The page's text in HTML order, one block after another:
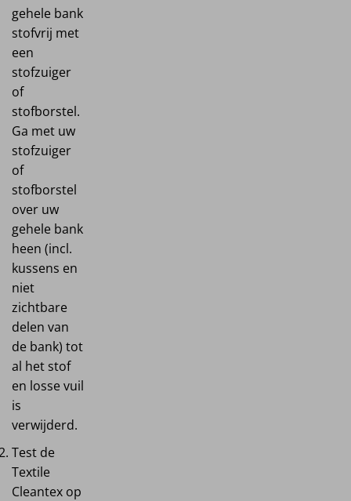
gehele bank
stofvrij met
een
stofzuiger
of
stofborstel.
Ga met uw
stofzuiger
of
stofborstel
over uw
gehele bank
heen (incl.
kussens en
niet
zichtbare
delen van
de bank) tot
al het stof
en losse vuil
is
verwijderd.
Test de
Textile
Cleantex op